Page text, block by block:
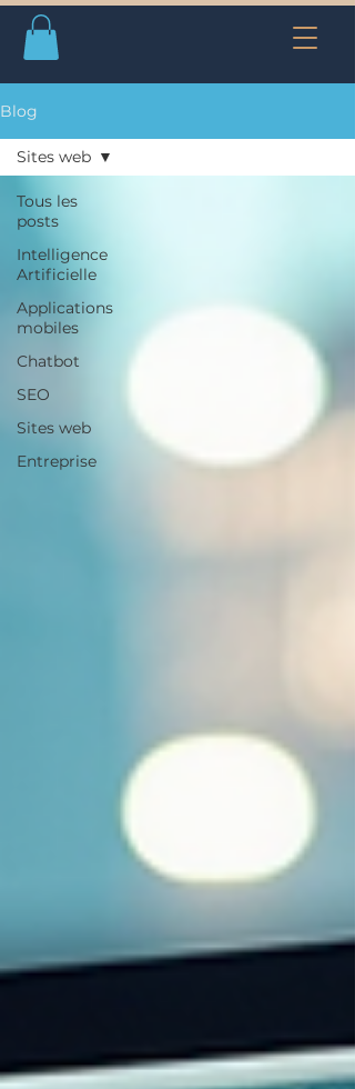
Blog
Tous les
posts
Intelligence
Artificielle
Applications
mobiles
Chatbot
SEO
Sites web
Entreprise
Sites web